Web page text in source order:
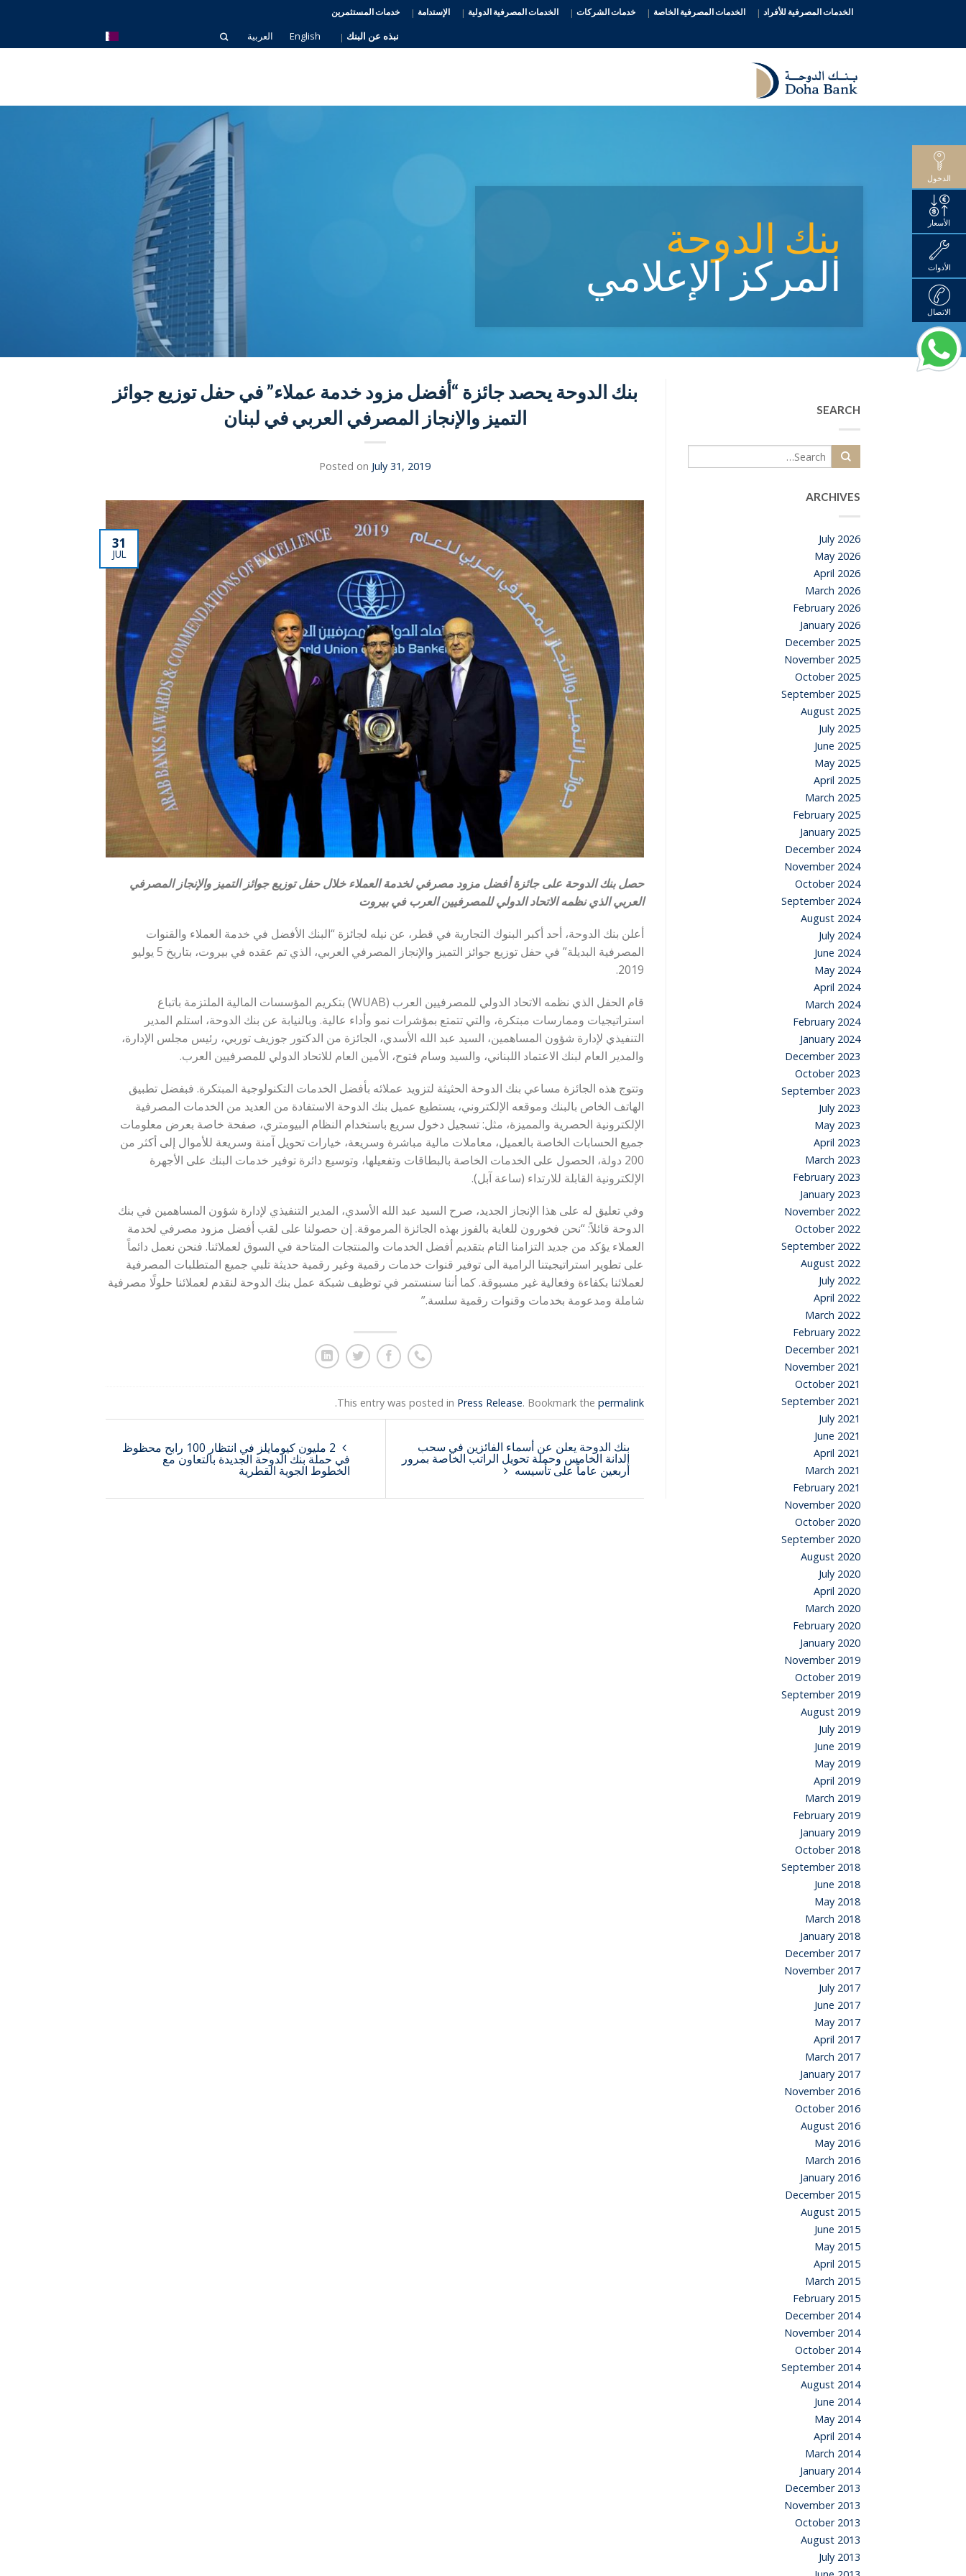
الخدمات المصرفية للأفراد الخدمات المصرفية الخاصة خدمات الشركات الخدمات المصرفية الدولية الإستدامة خدمات المستثمرين
نبذه عن البنك English العربية
بنك الدوحة
المركز الإعلامي
بنك الدوحة يحصد جائزة “أفضل مزود خدمة عملاء” في حفل توزيع جوائز
التميز والإنجاز المصرفي العربي في لبنان
Posted on July 31, 2019
31
JUL
حصل بنك الدوحة على جائزة أفضل مزود مصرفي لخدمة العملاء خلال حفل توزيع جوائز التميز والإنجاز المصرفي
العربي الذي نظمه الاتحاد الدولي للمصرفيين العرب في بيروت
أعلن بنك الدوحة، أحد أكبر البنوك التجارية في قطر، عن نيله لجائزة “البنك الأفضل في خدمة العملاء والقنوات
المصرفية البديلة” في حفل توزيع جوائز التميز والإنجاز المصرفي العربي، الذي تم عقده في بيروت، بتاريخ 5 يوليو
2019.
قام الحفل الذي نظمه الاتحاد الدولي للمصرفيين العرب (WUAB) بتكريم المؤسسات المالية الملتزمة باتباع
استراتيجيات وممارسات مبتكرة، والتي تتمتع بمؤشرات نمو وأداء عالية. وبالنيابة عن بنك الدوحة، استلم المدير
التنفيذي لإدارة شؤون المساهمين، السيد عبد الله الأسدي، الجائزة من الدكتور جوزيف توربي، رئيس مجلس الإدارة،
والمدير العام لبنك الاعتماد اللبناني، والسيد وسام فتوح، الأمين العام للاتحاد الدولي للمصرفيين العرب.
وتتوج هذه الجائزة مساعي بنك الدوحة الحثيثة لتزويد عملائه بأفضل الخدمات التكنولوجية المبتكرة. فبفضل تطبيق
الهاتف الخاص بالبنك وموقعه الإلكتروني، يستطيع عميل بنك الدوحة الاستفادة من العديد من الخدمات المصرفية
الإلكترونية الحصرية والمميزة، مثل: تسجيل دخول سريع باستخدام النظام البيومتري، صفحة خاصة بعرض معلومات
جميع الحسابات الخاصة بالعميل، معاملات مالية مباشرة وسريعة، خيارات تحويل آمنة وسريعة للأموال إلى أكثر من
200 دولة، الحصول على الخدمات الخاصة بالبطاقات وتفعيلها، وتوسيع دائرة توفير خدمات البنك على الأجهرة
الإلكترونية القابلة للارتداء (ساعة آبل).
وفي تعليق له على هذا الإنجاز الجديد، صرح السيد عبد الله الأسدي، المدير التنفيذي لإدارة شؤون المساهمين في بنك
الدوحة قائلاً: “نحن فخورون للغاية بالفوز بهذه الجائزة المرموقة. إن حصولنا على لقب أفضل مزود مصرفي لخدمة
العملاء يؤكد من جديد التزامنا التام بتقديم أفضل الخدمات والمنتجات المتاحة في السوق لعملائنا. فنحن نعمل دائماً
على تطوير استراتيجيتنا الرامية الى توفير قنوات خدمات رقمية وغير رقمية حديثة تلبي جميع المتطلبات المصرفية
لعملائنا بكفاءة وفعالية غير مسبوقة. كما أننا سنستمر في توظيف شبكة عمل بنك الدوحة لنقدم لعملائنا حلولًا مصرفية
شاملة ومدعومة بخدمات وقنوات رقمية سلسة.”
This entry was posted in Press Release. Bookmark the permalink
.
2 مليون كيومايلز في انتظار 100 رابح محظوظ
في حملة بنك الدوحة الجديدة بالتعاون مع
الخطوط الجوية القطرية
بنك الدوحة يعلن عن أسماء الفائزين في سحب
الدانة الخامس وحملة تحويل الراتب الخاصة بمرور
أربعين عاماً على تأسيسه
SEARCH
ARCHIVES
July 2026
May 2026
April 2026
March 2026
February 2026
January 2026
December 2025
November 2025
October 2025
September 2025
August 2025
July 2025
June 2025
May 2025
April 2025
March 2025
February 2025
January 2025
December 2024
November 2024
October 2024
September 2024
August 2024
July 2024
June 2024
May 2024
April 2024
March 2024
February 2024
January 2024
December 2023
October 2023
September 2023
July 2023
May 2023
April 2023
March 2023
February 2023
January 2023
November 2022
October 2022
September 2022
August 2022
July 2022
April 2022
March 2022
February 2022
December 2021
November 2021
October 2021
September 2021
July 2021
June 2021
April 2021
March 2021
February 2021
November 2020
October 2020
September 2020
August 2020
July 2020
April 2020
March 2020
February 2020
January 2020
November 2019
October 2019
September 2019
August 2019
July 2019
June 2019
May 2019
April 2019
March 2019
February 2019
January 2019
October 2018
September 2018
June 2018
May 2018
March 2018
January 2018
December 2017
November 2017
July 2017
June 2017
May 2017
April 2017
March 2017
January 2017
November 2016
October 2016
August 2016
May 2016
March 2016
January 2016
December 2015
August 2015
June 2015
May 2015
April 2015
March 2015
February 2015
December 2014
November 2014
October 2014
September 2014
August 2014
June 2014
May 2014
April 2014
March 2014
January 2014
December 2013
November 2013
October 2013
August 2013
July 2013
الدخول
الأسعار
الأدوات
الاتصال